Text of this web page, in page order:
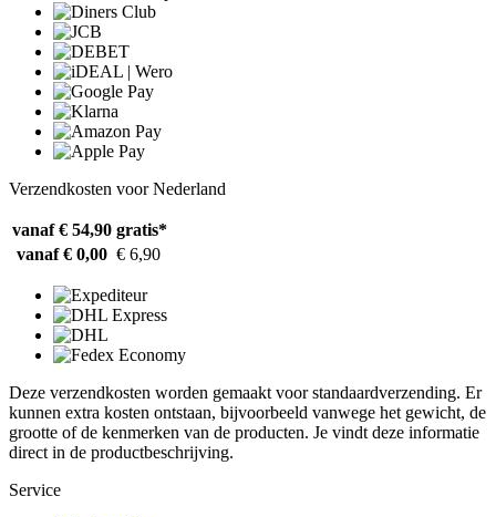
Verzendkosten voor Nederland
vanaf € 54,90 gratis*
vanaf € 0,00 € 6,90
Deze verzendkosten worden gemaakt voor standaardverzending. Er
kunnen extra kosten ontstaan, bijvoorbeeld vanwege het gewicht, de
grootte of de kenmerken van de producten. Je vindt deze informatie
direct in de productbeschrijving.
Service